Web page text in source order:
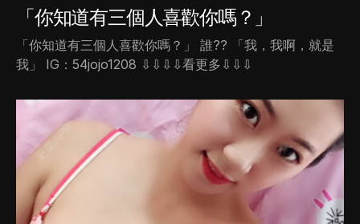
「你知道有三個人喜歡你嗎？」
「你知道有三個人喜歡你嗎？」 誰?? 「我，我啊，就是
我」 IG：54jojo1208 ⇩⇩⇩⇩看更多⇩⇩⇩